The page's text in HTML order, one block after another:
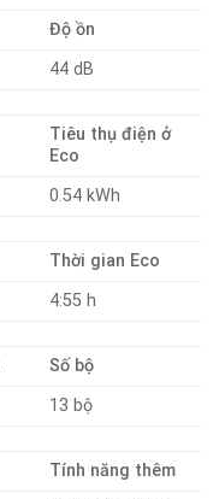
Độ ồn
44 dB
Tiêu thụ điện ở
Eco
0.54 kWh
Thời gian Eco
4:55 h
Số bộ
13 bộ
Tính năng thêm